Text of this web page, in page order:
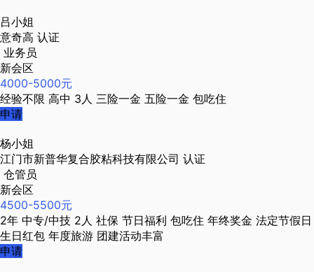
吕小姐
意奇高 认证
业务员
新会区
4000-5000元
经验不限 高中 3人 三险一金 五险一金 包吃住
申请
杨小姐
江门市新普华复合胶粘科技有限公司 认证
仓管员
新会区
4500-5500元
2年 中专/中技 2人 社保 节日福利 包吃住 年终奖金 法定节假日
生日红包 年度旅游 团建活动丰富
申请